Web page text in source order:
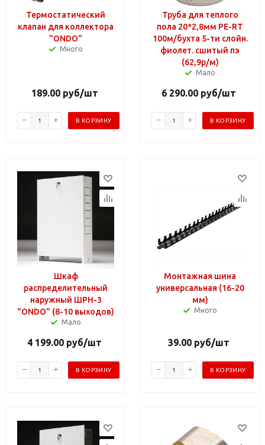
Термостатический
клапан для коллектора
"ONDO"
Много
189.00руб/шт
В КОРЗИНУ
Труба для теплого
пола 20*2,8мм PE-RT
100м/бухта 5-ти слойн.
фиолет. сшитый пэ
(62,9р/м)
Мало
6 290.00 руб/шт
В КОРЗИНУ
Шкаф
распределительный
наружный ШРН-3
"ONDO" (8-10 выходов)
Мало
4 199.00 руб/шт
В КОРЗИНУ
Монтажная шина
универсальная (16-20
мм)
Много
39.00 руб/шт
В КОРЗИНУ